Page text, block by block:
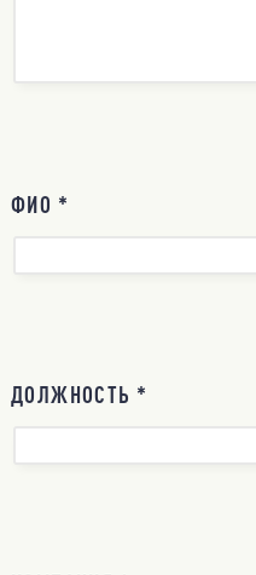
ФИО *
ДОЛЖНОСТЬ *